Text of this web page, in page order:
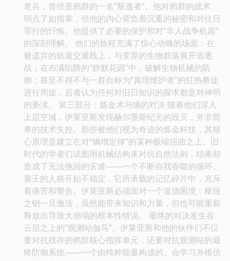
老兵，曾经是鸦群的一名“叛逃者”。他对鸦群的战术、
弱点了如指掌，但他的内心背负着沉重的秘密和对往日
罪行的忏悔。他提供了必要的保护和对“非人战争机器”
的深刻理解。 他们的旅程充满了惊心动魄的场面：在
被遗弃的轨道交通线上，与变异的生物群落展开追逐
战；在布满陷阱的“静默花园”中，破解生物机械的防
御；甚至不得不与一群自称为“真理维护者”的狂热教徒
进行周旋，后者认为任何对旧日知识的探求都是对神明
的亵渎。 第三部分：炼金术与熵的对决 随着他们深入
上层空域，伊莱亚斯发现赫尔墨斯纪元的毁灭，并非简
单的技术失控。那些被他们视为奇迹的炼金科技，其核
心原理是建立在对“熵增定律”的某种极端扭曲之上。旧
时代的学者们试图用机械结构来对抗自然法则，结果却
造成了无法挽回的灾难——一个不断自我吞噬的循环。
塞壬的人格开始不稳定，它所承载的记忆碎片中，充斥
着痛苦和警告。伊莱亚斯必须面对一个道德困境：枢纽
之钥一旦激活，虽然能带来知识和力量，但也可能重新
释放出导致大崩塌的根本性错误。 最终的对决发生在
云层之上的“观测站伽马”。伊莱亚斯和他的伙伴们不仅
要对抗残存的鸦群核心指挥单元，还要对抗观测站的最
终防御系统——一个由纯粹能量构成的、会学习并模仿